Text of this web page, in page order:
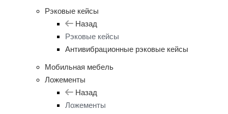
Рэковые кейсы
Назад
Рэковые кейсы
Антивибрационные рэковые кейсы
Мобильная мебель
Ложементы
Назад
Ложементы